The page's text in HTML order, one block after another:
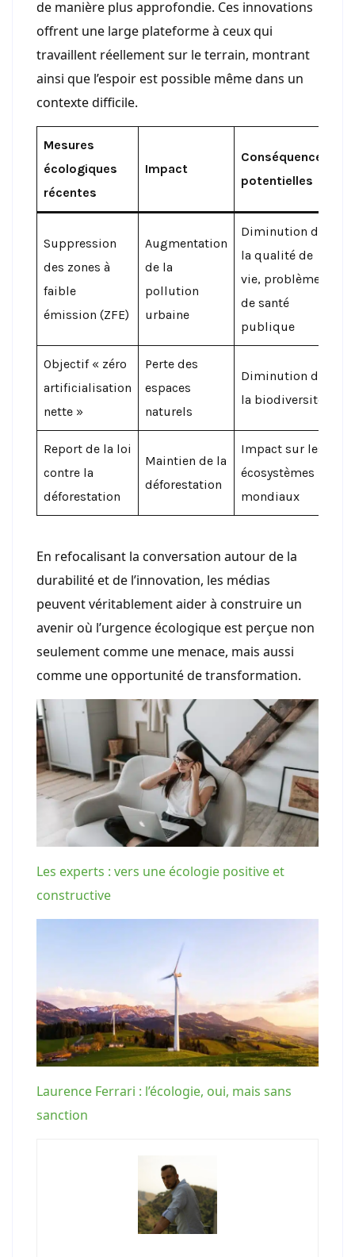
de manière plus approfondie. Ces innovations
offrent une large plateforme à ceux qui
travaillent réellement sur le terrain, montrant
ainsi que l’espoir est possible même dans un
contexte difficile.
Mesures
écologiques
récentes
Impact
Conséquences
potentielles
Suppression
des zones à
faible
émission (ZFE)
Augmentation
de la
pollution
urbaine
Diminution de
la qualité de
vie, problèmes
de santé
publique
Objectif « zéro
artificialisation
nette »
Perte des
espaces
naturels
Diminution de
la biodiversité
Report de la loi
contre la
déforestation
Maintien de la
déforestation
Impact sur les
écosystèmes
mondiaux
En refocalisant la conversation autour de la
durabilité et de l’innovation, les médias
peuvent véritablement aider à construire un
avenir où l’urgence écologique est perçue non
seulement comme une menace, mais aussi
comme une opportunité de transformation.
Les experts : vers une écologie positive et
constructive
Laurence Ferrari : l’écologie, oui, mais sans
sanction